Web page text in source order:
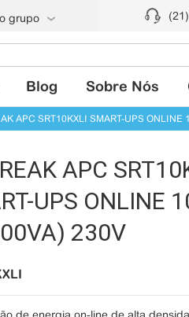
grupo
Blog Sobre Nós
APC SRT10KXLI SMART-UPS ONLINE
APC
UPS ONLINE
230V